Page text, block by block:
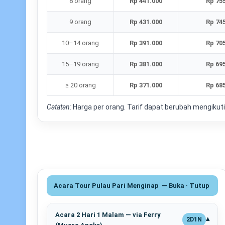
9 orang Rp 431.000 Rp
10–14 orang Rp 391.000 Rp
15–19 orang Rp 381.000 Rp
≥ 20 orang Rp 371.000 Rp
Catatan: Harga per orang. Tarif dapat berubah
Acara Tour Pulau Pari Menginap — Buka · Tutup
Acara 2 Hari 1 Malam — via Ferry
2D1N